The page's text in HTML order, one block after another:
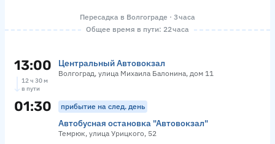
Пересадка в Волгограде · 3 часа
Общее время в пути: 22 часа
13:00 Центральный Автовокзал
Волгоград, улица Михаила Балонина, дом 11
12 ч 30 м
в пути
01:30 прибытие на след. день
Автобусная остановка "Автовокзал"
Темрюк, улица Урицкого, 52